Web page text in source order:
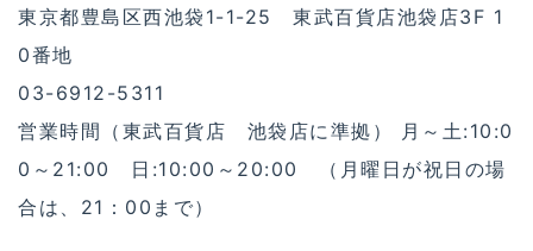
東京都豊島区西池袋1-1-25 東武百貨店池袋店3F 1
0番地
03-6912-5311
営業時間（東武百貨店 池袋店に準拠） 月～土:10:0
0～21:00 日:10:00～20:00 （月曜日が祝日の場
合は、21：00まで）